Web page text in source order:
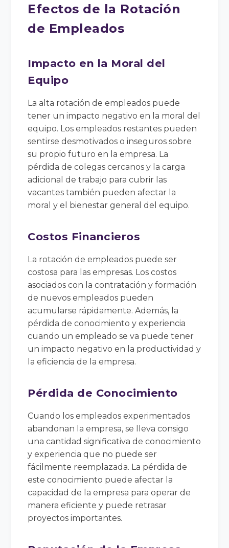
Efectos de la Rotación
de Empleados
Impacto en la Moral del
Equipo
La alta rotación de empleados puede
tener un impacto negativo en la moral del
equipo. Los empleados restantes pueden
sentirse desmotivados o inseguros sobre
su propio futuro en la empresa. La
pérdida de colegas cercanos y la carga
adicional de trabajo para cubrir las
vacantes también pueden afectar la
moral y el bienestar general del equipo.
Costos Financieros
La rotación de empleados puede ser
costosa para las empresas. Los costos
asociados con la contratación y formación
de nuevos empleados pueden
acumularse rápidamente. Además, la
pérdida de conocimiento y experiencia
cuando un empleado se va puede tener
un impacto negativo en la productividad y
la eficiencia de la empresa.
Pérdida de Conocimiento
Cuando los empleados experimentados
abandonan la empresa, se lleva consigo
una cantidad significativa de conocimiento
y experiencia que no puede ser
fácilmente reemplazada. La pérdida de
este conocimiento puede afectar la
capacidad de la empresa para operar de
manera eficiente y puede retrasar
proyectos importantes.